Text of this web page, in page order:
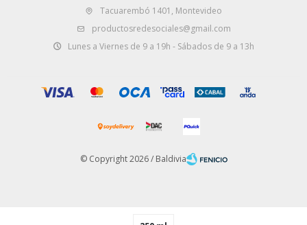
Tacuarembó 1401, Montevideo
productosredesociales@gmail.com
Lunes a Viernes de 9 a 19h - Sábados de 9 a 13h
© Copyright 2026 / Baldivia